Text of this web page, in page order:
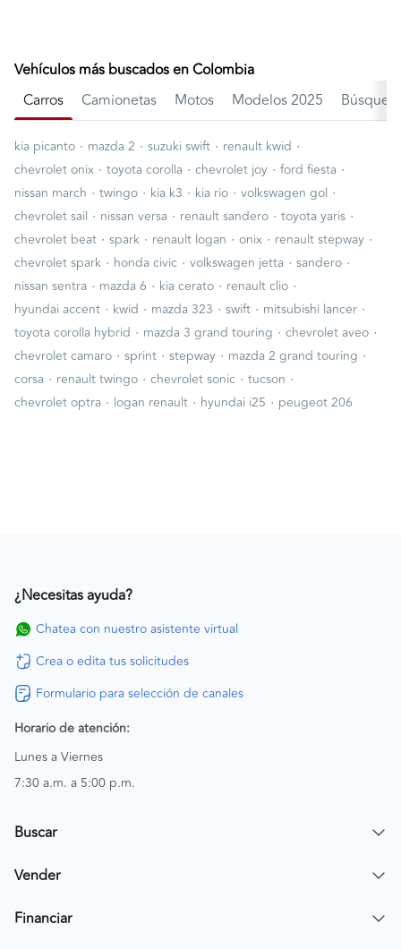
Vehículos más buscados en Colombia
Carros
Camionetas Motos Modelos 2025
kia picanto · mazda 2 · suzuki swift · renault kwid ·
chevrolet onix · toyota corolla · chevrolet joy · ford fiesta ·
nissan march · twingo · kia k3 · kia rio · volkswagen gol ·
chevrolet sail · nissan versa · renault sandero · toyota yaris ·
chevrolet beat · spark · renault logan · onix · renault stepway ·
chevrolet spark · honda civic · volkswagen jetta · sandero ·
nissan sentra · mazda 6 · kia cerato · renault clio ·
hyundai accent · kwid · mazda 323 · swift · mitsubishi lancer ·
toyota corolla hybrid · mazda 3 grand touring · chevrolet aveo ·
chevrolet camaro · sprint · stepway · mazda 2 grand touring ·
corsa · renault twingo · chevrolet sonic · tucson ·
chevrolet optra · logan renault · hyundai i25 · peugeot 206
¿Necesitas ayuda?
Chatea con nuestro asistente virtual
Crea o edita tus solicitudes
Formulario para selección de canales
Horario de atención:
Lunes a Viernes
7:30 a.m. a 5:00 p.m.
Buscar
Encuentra un carro
Vender
Publicar mi vehículo
Financiar